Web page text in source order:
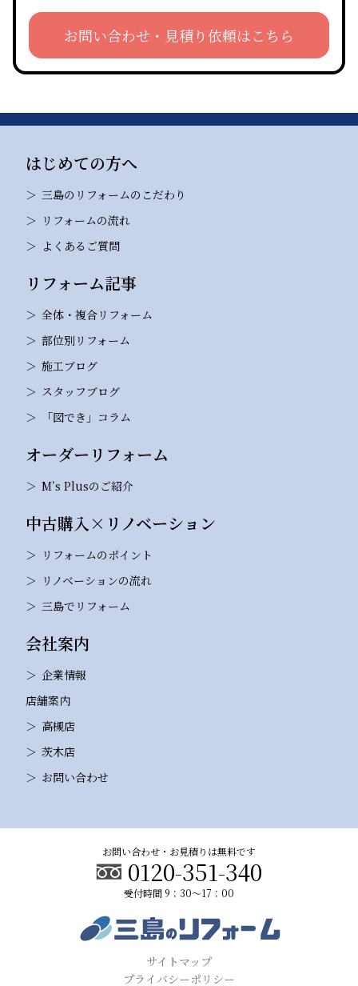
お問い合わせ・見積り依頼はこちら
はじめての方へ
三島のリフォームのこだわり
リフォームの流れ
よくあるご質問
リフォーム記事
全体・複合リフォーム
部位別リフォーム
施工ブログ
スタッフブログ
「図でき」コラム
オーダーリフォーム
M’s Plusのご紹介
中古購入×リノベーション
リフォームのポイント
リノベーションの流れ
三島でリフォーム
会社案内
企業情報
店舗案内
高槻店
茨木店
お問い合わせ
お問い合わせ・お見積りは無料です
0120-351-340
受付時間 9：30～17：00
サイトマップ
プライバシーポリシー